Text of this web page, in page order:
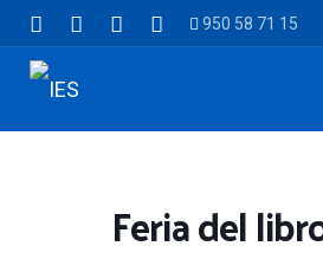
950 58 71 15
Feria del